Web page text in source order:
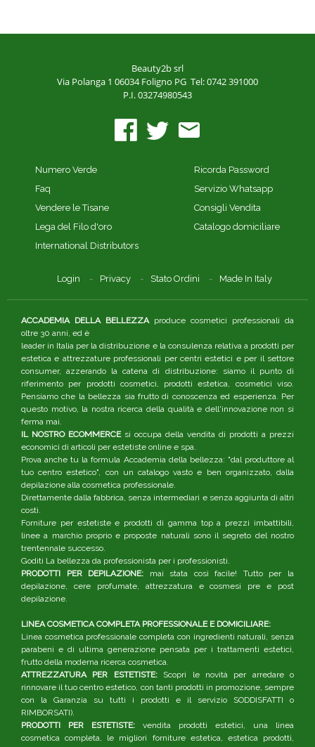
Beauty2b srl
Via Polanga 1 06034 Foligno PG Tel: 0742 391000
P.I. 03274980543
Numero Verde
Faq
Vendere le Tisane
Lega del Filo d'oro
International Distributors
Ricorda Password
Servizio Whatsapp
Consigli Vendita
Catalogo domiciliare
Login Privacy Stato Ordini Made In Italy
ACCADEMIA DELLA BELLEZZAproduce cosmetici professionali da
oltre 30 anni, ed è
leader in Italia per la distribuzione e la consulenza relativa a prodotti per
estetica e attrezzature professionali per centri estetici e per il settore
consumer, azzerando la catena di distribuzione: siamo il punto di
riferimento per prodotti cosmetici, prodotti estetica, cosmetici viso.
Pensiamo che la bellezza sia frutto di conoscenza ed esperienza. Per
questo motivo, la nostra ricerca della qualità e dell'innovazione non si
ferma mai.
IL NOSTRO ECOMMERCEsi occupa della vendita di prodotti a prezzi
economici di articoli per estetiste online e spa.
Prova anche tu la formula Accademia della bellezza: "dal produttore al
tuo centro estetico", con un catalogo vasto e ben organizzato, dalla
depilazione alla cosmetica professionale.
Direttamente dalla fabbrica, senza intermediari e senza aggiunta di altri
costi.
Forniture per estetiste e prodotti di gamma top a prezzi imbattibili,
linee a marchio proprio e proposte naturali sono il segreto del nostro
trentennale successo.
Goditi La bellezza da professionista per i professionisti.
PRODOTTI PER DEPILAZIONE: mai stata così facile! Tutto per la
depilazione, cere profumate, attrezzatura e cosmesi pre e post
depilazione.
LINEA COSMETICA COMPLETA PROFESSIONALE E DOMICILIARE:
Linea cosmetica professionale completa con ingredienti naturali, senza
parabeni e di ultima generazione pensata per i trattamenti estetici,
frutto della moderna ricerca cosmetica.
ATTREZZATURA PER ESTETISTE:Scopri le novità per arredare o
rinnovare il tuo centro estetico, con tanti prodotti in promozione, sempre
con la Garanzia su tutti i prodotti e il servizio SODDISFATTI o
RIMBORSATI).
PRODOTTI PER ESTETISTE: vendita prodotti estetici, una linea
cosmetica completa, le migliori forniture estetica, estetica prodotti,